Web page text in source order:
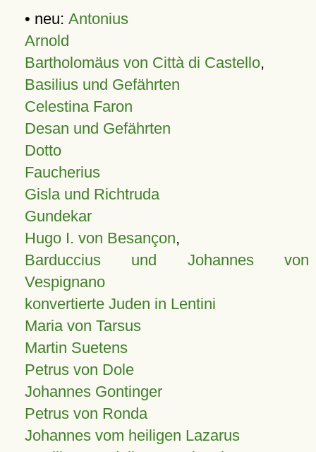
• neu: Antonius
Arnold
Bartholomäus von Città di Castello,
Basilius und Gefährten
Celestina Faron
Desan und Gefährten
Dotto
Faucherius
Gisla und Richtruda
Gundekar
Hugo I. von Besançon,
Barduccius und Johannes von
Vespignano
konvertierte Juden in Lentini
Maria von Tarsus
Martin Suetens
Petrus von Dole
Johannes Gontinger
Petrus von Ronda
Johannes vom heiligen Lazarus